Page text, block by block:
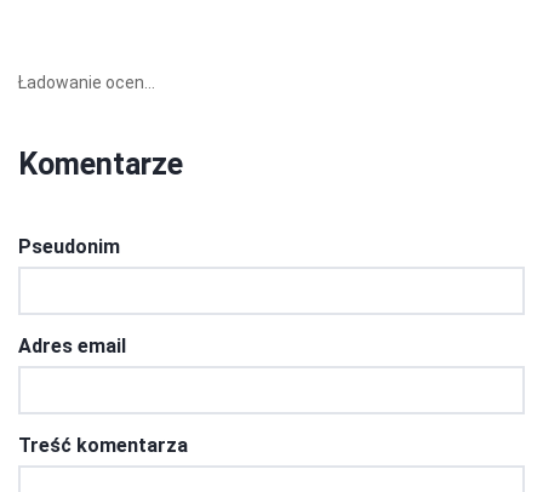
Ładowanie ocen...
Komentarze
Pseudonim
Adres email
Treść komentarza